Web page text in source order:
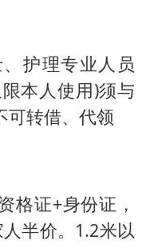
护理专业人员
本人使用)须与
可转借、代领
格证+身份证，
半价。1.2米以